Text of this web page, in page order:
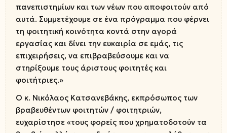
πανεπιστημίων και των νέων που αποφοιτούν από
αυτά. Συμμετέχουμε σε ένα πρόγραμμα που φέρνει
τη φοιτητική κοινότητα κοντά στην αγορά
εργασίας και δίνει την ευκαιρία σε εμάς, τις
επιχειρήσεις, να επιβραβεύσουμε και να
στηρίξουμε τους άριστους φοιτητές και
φοιτήτριες.»
Ο κ. Νικόλαος Κατσανεβάκης, εκπρόσωπος των
βραβευθέντων φοιτητών / φοιτητριών,
ευχαρίστησε «τους φορείς που χρηματοδοτούν τα